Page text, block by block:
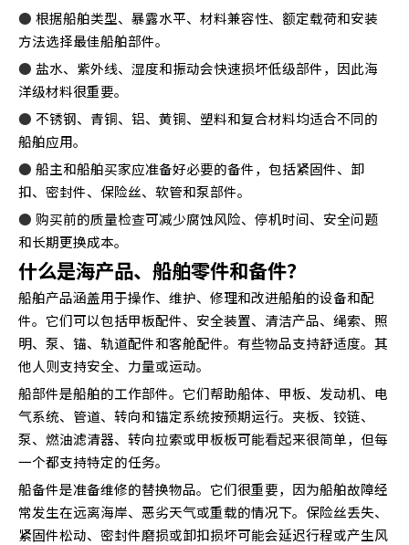
● 根据船舶类型、暴露水平、材料兼容性、额定载荷和安装
方法选择最佳船舶部件。
● 盐水、紫外线、湿度和振动会快速损坏低级部件，因此海
洋级材料很重要。
● 不锈钢、青铜、铝、黄铜、塑料和复合材料均适合不同的
船舶应用。
● 船主和船舶买家应准备好必要的备件，包括紧固件、卸
扣、密封件、保险丝、软管和泵部件。
● 购买前的质量检查可减少腐蚀风险、停机时间、安全问题
和长期更换成本。
什么是海产品、船舶零件和备件？
船舶产品涵盖用于操作、维护、修理和改进船舶的设备和配
件。它们可以包括甲板配件、安全装置、清洁产品、绳索、照
明、泵、锚、轨道配件和客舱配件。有些物品支持舒适度。其
他人则支持安全、力量或运动。
船部件是船舶的工作部件。它们帮助船体、甲板、发动机、电
气系统、管道、转向和锚定系统按预期运行。夹板、铰链、
泵、燃油滤清器、转向拉索或甲板板可能看起来很简单，但每
一个都支持特定的任务。
船备件是准备维修的替换物品。它们很重要，因为船舶故障经
常发生在远离海岸、恶劣天气或重载的情况下。保险丝丢失、
紧固件松动、密封件磨损或卸扣损坏可能会延迟行程或产生风